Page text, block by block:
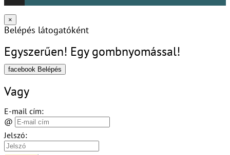
×
Belépés látogatóként
Egyszerűen! Egy gombnyomással!
facebook Belépés
Vagy
E-mail cím:
@
Jelszó: